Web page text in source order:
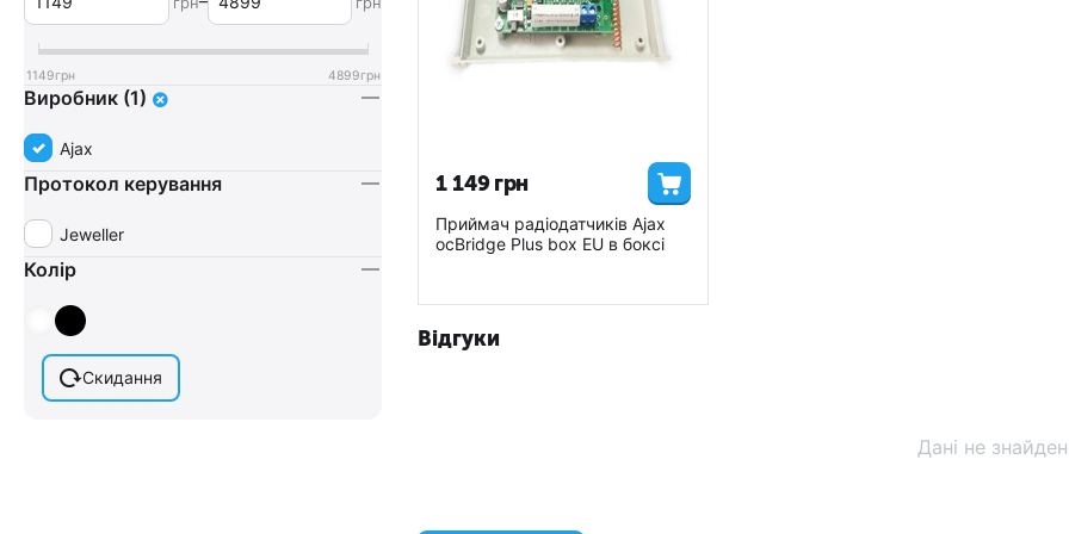
1 149 грн
Приймач радіодатчиків Ajax
ocBridge Plus box EU в боксі
Відгуки
Дані не
1149грн 4899грн
Виробник (1)
Ajax
Протокол керування
Jeweller
Колір
Скидання